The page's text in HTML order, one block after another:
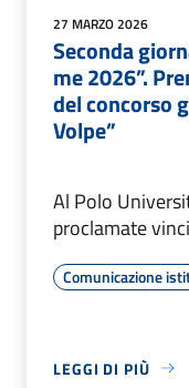
27 MARZO 2026
Seconda
me 2026”.
del concorso
Volpe”
Al Polo
proclamate
Comunicazione
LEGGI DI PIÙ